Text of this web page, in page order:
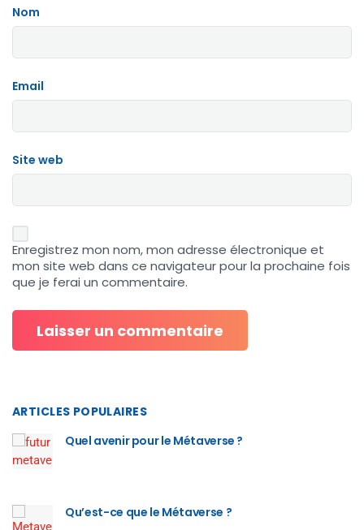
Nom
Email
Site web
Enregistrez mon nom, mon adresse électronique et
mon site web dans ce navigateur pour la prochaine fois
que je ferai un commentaire.
ARTICLES POPULAIRES
Quel avenir pour le Métaverse ?
Qu’est-ce que le Métaverse ?